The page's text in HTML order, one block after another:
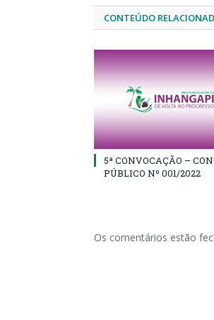
CONTEÚDO
5ª CONVOCAÇÃO –
PÚBLICO Nº 001/2022
Os comentários estão